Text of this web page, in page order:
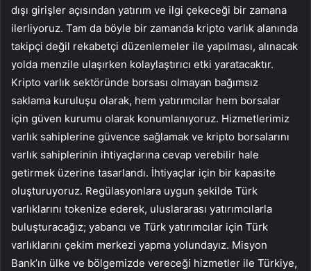
dışı girişler açısından yatırım ve ilgi çekeceği bir zamana
ilerliyoruz. Tam da böyle bir zamanda kripto varlık alanında
takipçi değil rekabetçi düzenlemeler ile yapılması, alınacak
yolda menzile ulaşırken kolaylaştırıcı etki yaratacaktır.
Kripto varlık sektöründe borsası olmayan bağımsız
saklama kuruluşu olarak, hem yatırımcılar hem borsalar
için güven kurumu olarak konumlanıyoruz. Hizmetlerimiz
varlık sahiplerine güvence sağlamak ve kripto borsalarını
varlık sahiplerinin ihtiyaçlarına cevap verebilir hale
getirmek üzerine tasarlandı. İhtiyaçlar için bir kapasite
oluşturuyoruz. Regülasyonlara uygun şekilde Türk
varlıklarını tokenize ederek, uluslararası yatırımcılarla
buluşturacağız; yabancı ve Türk yatırımcılar için Türk
varlıklarını çekim merkezi yapma yolundayız. Misyon
Bank’ın ülke ve bölgemizde vereceği hizmetler ile Türkiye,